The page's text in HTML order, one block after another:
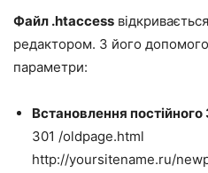
Файл .htaccess
редактором. З його
параметри:
Встановлення постійного
301 /oldpage.html
http://yoursitename.ru/